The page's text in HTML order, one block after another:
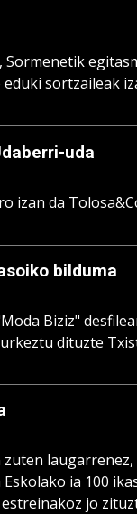
sortzaileak
uda
izan da
bilduma
Biziz"
dituzte
ia 100
jo